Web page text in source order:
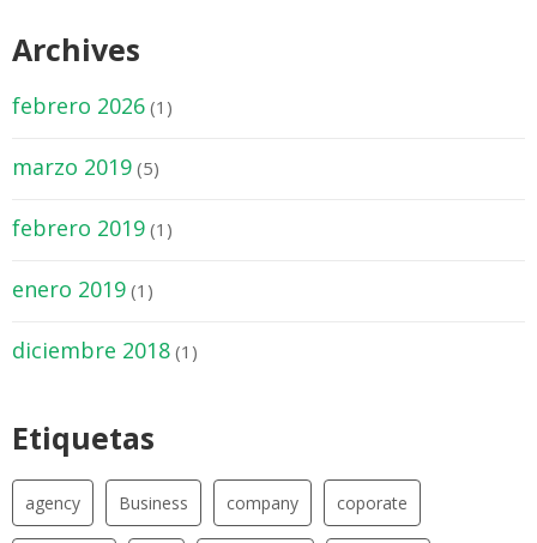
Archives
febrero 2026 (1)
marzo 2019 (5)
febrero 2019 (1)
enero 2019 (1)
diciembre 2018 (1)
Etiquetas
agency Business company coporate